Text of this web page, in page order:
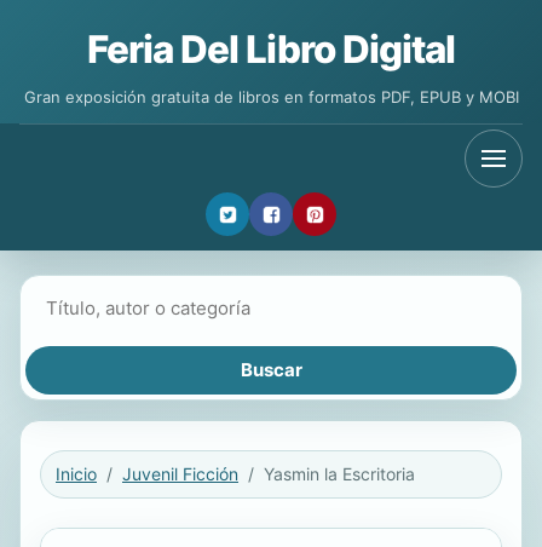
Feria Del Libro Digital
Gran exposición gratuita de libros en formatos PDF, EPUB y MOBI
Inicio Juvenil Ficción Yasmin la Escritoria